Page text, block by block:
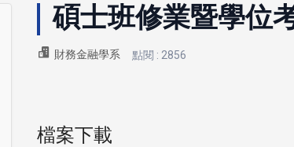
碩士班修業暨學位
財務金融學系 點閱 : 2856
檔案下載